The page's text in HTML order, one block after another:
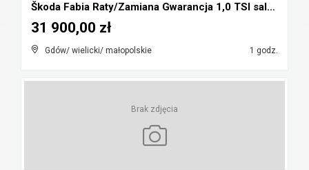
Škoda Fabia Raty/Zamiana Gwarancja 1,0 TSI salon P...
Gdów/ wielicki/ małopolskie 1 godz.
31 900,00 zł
Brak zdjęcia